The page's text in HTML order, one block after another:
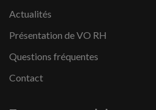
Actualités
Présentation de VO RH
Questions fréquentes
Contact